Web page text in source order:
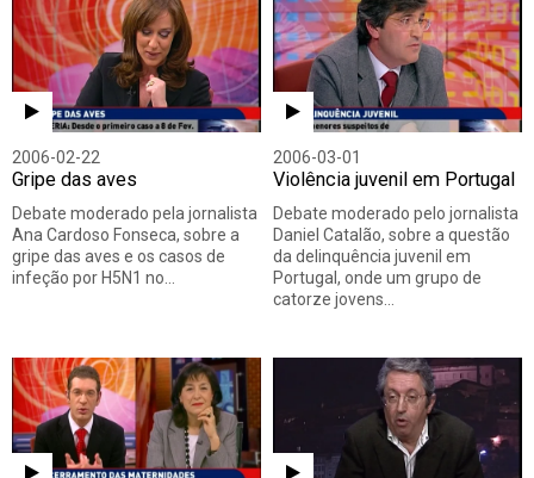
2006-02-22
Gripe das aves
Debate moderado pela jornalista
Ana Cardoso Fonseca, sobre a
gripe das aves e os casos de
infeção por H5N1 no…
2006-03-01
Violência juvenil em Portugal
Debate moderado pelo jornalista
Daniel Catalão, sobre a questão
da delinquência juvenil em
Portugal, onde um grupo de
catorze jovens…